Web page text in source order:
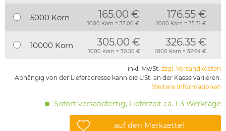
5000 Korn 165.00 €
1000 Korn = 33.00 €
176.55 €
1000 Korn = 35.31 €
10000 Korn 305.00 €
1000 Korn = 30.50 €
326.35 €
1000 Korn = 32.64 €
inkl. MwSt. zzgl. Versandkosten
Abhängig von der Lieferadresse kann die USt. an der Kasse variieren.
Weitere Informationen
Sofort versandfertig, Lieferzeit ca. 1-3 Werktage
auf den Merkzettel